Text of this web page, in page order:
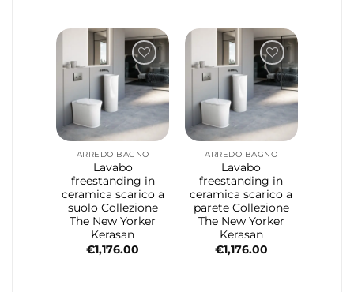
ARREDO BAGNO
Lavabo
freestanding in
ceramica scarico a
suolo Collezione
The New Yorker
Kerasan
€1,176.00
ARREDO BAGNO
Lavabo
freestanding in
ceramica scarico a
parete Collezione
The New Yorker
Kerasan
€1,176.00